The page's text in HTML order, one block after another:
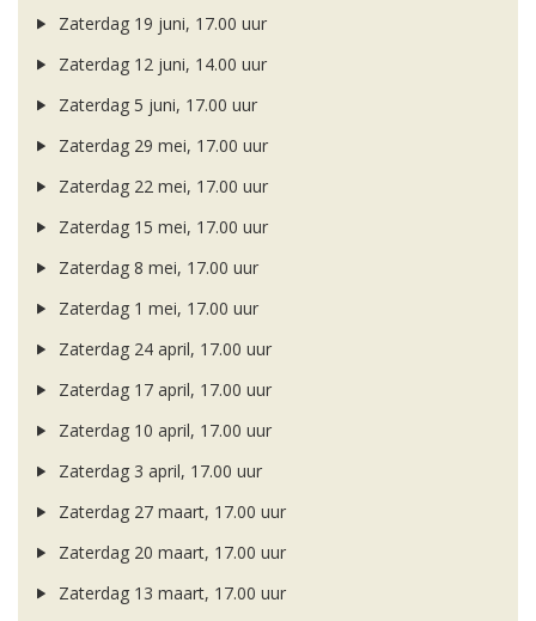
Zaterdag 19 juni, 17.00 uur
Zaterdag 12 juni, 14.00 uur
Zaterdag 5 juni, 17.00 uur
Zaterdag 29 mei, 17.00 uur
Zaterdag 22 mei, 17.00 uur
Zaterdag 15 mei, 17.00 uur
Zaterdag 8 mei, 17.00 uur
Zaterdag 1 mei, 17.00 uur
Zaterdag 24 april, 17.00 uur
Zaterdag 17 april, 17.00 uur
Zaterdag 10 april, 17.00 uur
Zaterdag 3 april, 17.00 uur
Zaterdag 27 maart, 17.00 uur
Zaterdag 20 maart, 17.00 uur
Zaterdag 13 maart, 17.00 uur